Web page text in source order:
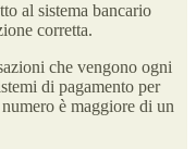
al sistema bancario
corretta.
che vengono ogni
di pagamento per
è maggiore di un